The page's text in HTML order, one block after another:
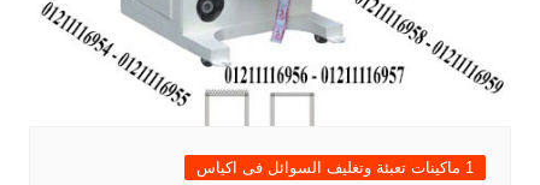
1 ماكينات تعبئة وتغليف السوائل فى اكياس